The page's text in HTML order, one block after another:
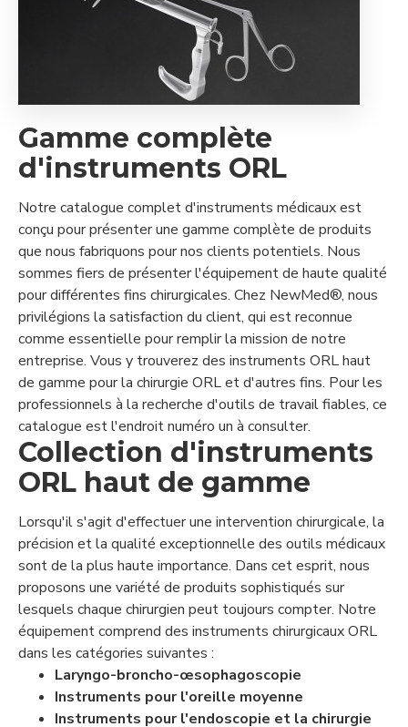
Gamme complète
d'instruments ORL
Notre catalogue complet d'instruments médicaux est
conçu pour présenter une gamme complète de produits
que nous fabriquons pour nos clients potentiels. Nous
sommes fiers de présenter l'équipement de haute qualité
pour différentes fins chirurgicales. Chez NewMed®, nous
privilégions la satisfaction du client, qui est reconnue
comme essentielle pour remplir la mission de notre
entreprise. Vous y trouverez des instruments ORL haut
de gamme pour la chirurgie ORL et d'autres fins. Pour les
professionnels à la recherche d'outils de travail fiables, ce
catalogue est l'endroit numéro un à consulter.
Collection d'instruments
ORL haut de gamme
Lorsqu'il s'agit d'effectuer une intervention chirurgicale, la
précision et la qualité exceptionnelle des outils médicaux
sont de la plus haute importance. Dans cet esprit, nous
proposons une variété de produits sophistiqués sur
lesquels chaque chirurgien peut toujours compter. Notre
équipement comprend des instruments chirurgicaux ORL
dans les catégories suivantes :
Laryngo-broncho-œsophagoscopie
Instruments pour l'oreille moyenne
Instruments pour l'endoscopie et la chirurgie